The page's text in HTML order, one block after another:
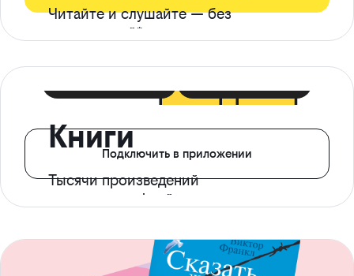
Читайте и слушайте — без
ограничений*
Книги
Тысячи произведений
с доступом офлайн
Подключить в приложении